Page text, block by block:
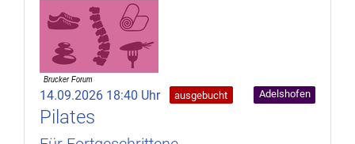
14.09.2026 18:40 Uhr ausgebucht Adelshofen
Pilates